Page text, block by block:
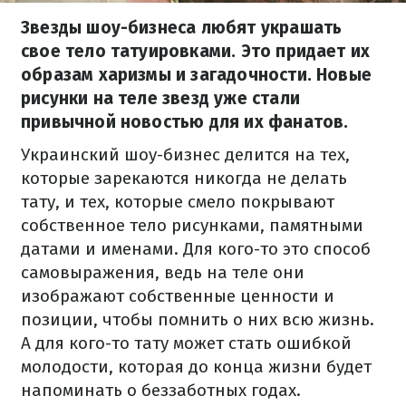
Звезды шоу-бизнеса любят украшать
свое тело татуировками. Это придает их
образам харизмы и загадочности. Новые
рисунки на теле звезд уже стали
привычной новостью для их фанатов.
Украинский шоу-бизнес делится на тех,
которые зарекаются никогда не делать
тату, и тех, которые смело покрывают
собственное тело рисунками, памятными
датами и именами. Для кого-то это способ
самовыражения, ведь на теле они
изображают собственные ценности и
позиции, чтобы помнить о них всю жизнь.
А для кого-то тату может стать ошибкой
молодости, которая до конца жизни будет
напоминать о беззаботных годах.